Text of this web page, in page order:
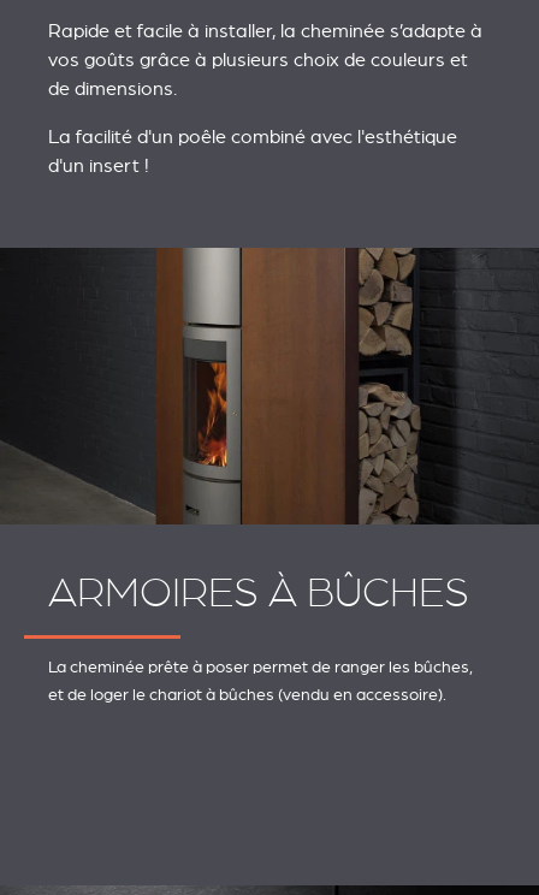
Rapide et facile à installer, la cheminée s’adapte à
vos goûts grâce à plusieurs choix de couleurs et
de dimensions.
La facilité d'un poêle combiné avec l'esthétique
d'un insert !
ARMOIRES À BÛCHES
La cheminée prête à poser permet de ranger les bûches,
et de loger le chariot à bûches (vendu en accessoire).